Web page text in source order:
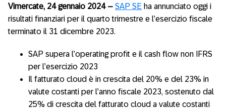
Vimercate, 24 gennaio 2024 – SAP SE ha annunciato oggi i
risultati finanziari per il quarto trimestre e l’esercizio fiscale
terminato il 31 dicembre 2023.
SAP supera l’operating profit e il cash flow non IFRS
per l’esercizio 2023
Il fatturato cloud è in crescita del 20% e del 23% in
valute costanti per l’anno fiscale 2023, sostenuto dal
25% di crescita del fatturato cloud a valute costanti